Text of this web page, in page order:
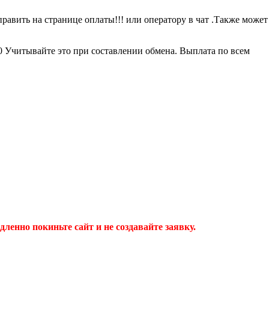
на странице оплаты!!! или оператору в чат .Также может
Учитывайте это при составлении обмена. Выплата по всем
покиньте сайт и не создавайте заявку.